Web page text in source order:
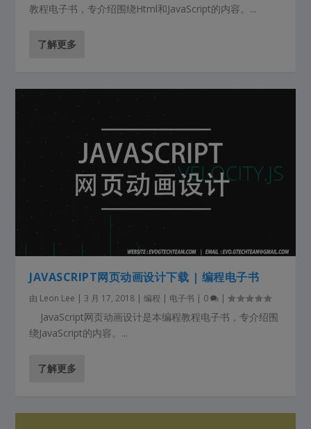
教程电子书，专介绍围绕Html和JavaScript的内容。...
了解更多
JAVASCRIPT网页动画设计下载 | 编程电子书
由 Leon Lee | 3 月 17, 2018 |编程 | 电子书 | 0 |
JavaScript网页动画设计是本编程教程电子书，专介绍围
绕JavaScript的内容。...
了解更多